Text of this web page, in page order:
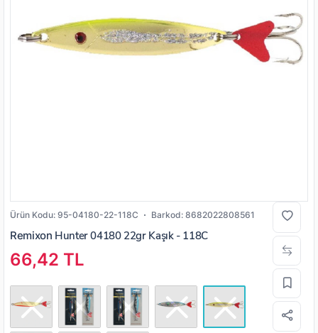
Ürün Kodu: 95-04180-22-118C Barkod: 8682022808561
Remixon Hunter 04180 22gr Kaşık - 118C
66,42 TL